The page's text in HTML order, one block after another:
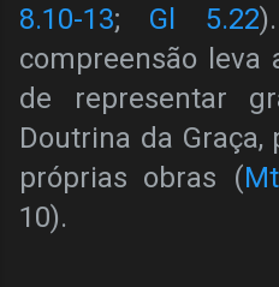
8.10-13; Gl 5.22
compreensão leva
de representar
Doutrina da
próprias obras (
10).